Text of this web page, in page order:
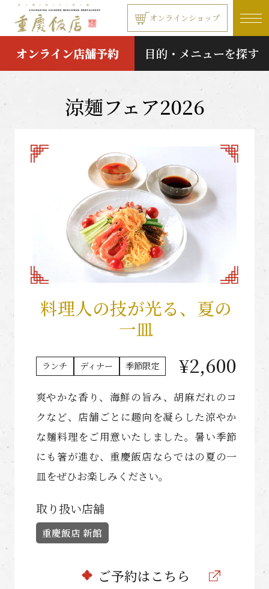
本文へ移動する オンラインショップ
オンライン店舗予約 目的・メニューを探す
涼麺フェア2026
料理人の技が光る、夏の
一皿
ランチ ディナー 季節限定 ¥2,600
爽やかな香り、海鮮の旨み、胡麻だれのコ
クなど、店舗ごとに趣向を凝らした涼やか
な麺料理をご用意いたしました。暑い季節
にも箸が進む、重慶飯店ならではの夏の一
皿をぜひお楽しみください。
取り扱い店舗
重慶飯店 新館
ご予約はこちら